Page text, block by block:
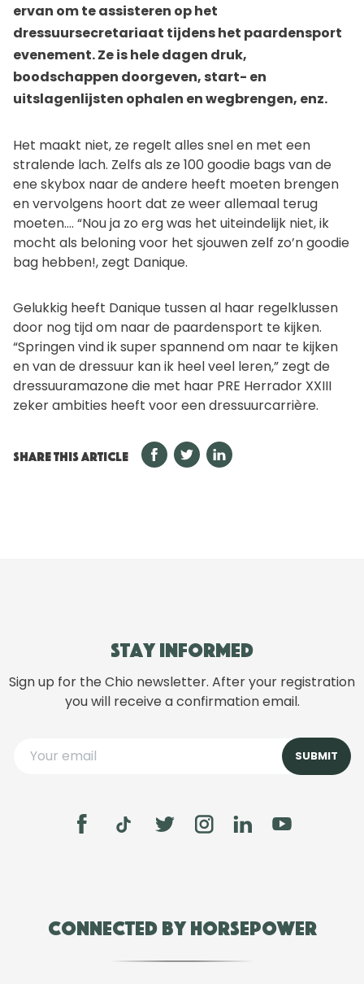
ervan om te assisteren op het
dressuursecretariaat tijdens het paardensport
evenement. Ze is hele dagen druk,
boodschappen doorgeven, start- en
uitslagenlijsten ophalen en wegbrengen, enz.
Het maakt niet, ze regelt alles snel en met een
stralende lach. Zelfs als ze 100 goodie bags van de
ene skybox naar de andere heeft moeten brengen
en vervolgens hoort dat ze weer allemaal terug
moeten…. “Nou ja zo erg was het uiteindelijk niet, ik
mocht als beloning voor het sjouwen zelf zo’n goodie
bag hebben!, zegt Danique.
Gelukkig heeft Danique tussen al haar regelklussen
door nog tijd om naar de paardensport te kijken.
“Springen vind ik super spannend om naar te kijken
en van de dressuur kan ik heel veel leren,” zegt de
dressuuramazone die met haar PRE Herrador XXIII
zeker ambities heeft voor een dressuurcarrière.
SHARE THIS ARTICLE
Stay informed
Sign up for the Chio newsletter. After your registration
you will receive a confirmation email.
Connected by Horsepower